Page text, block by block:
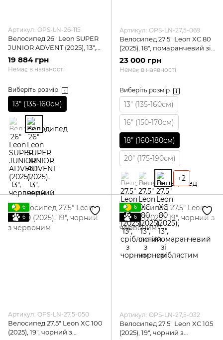
Артикул: OPS-LN-26-115
Велосипед 26" Leon SUPER
JUNIOR ADVENT (2025), 13",
чорний
19 884 грн
Немає в наявності
Виберіть розмір
13″ (135-160см)
Артикул: OPS-LN-27,5-069
Велосипед 27.5" Leon XC 80
(2025), 18", помаранчевий зі
сріблястим
23 000 грн
Немає в наявності
Виберіть розмір
13″ (135-160см)
16″ (150-170см)
18″ (160-180см)
20″ (175-190см)
+2
6
6
Артикул: OPS-LN-27,5-050
Велосипед 27.5" Leon XC 100
(2025), 19", чорний з
6
6
Артикул: OPS-LN-27,5-032
Велосипед 27.5" Leon XC 105
(2025), 19", чорний з